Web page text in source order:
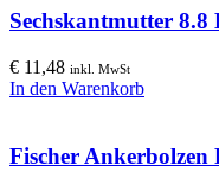
Sechskantmutter
€ 11,48 inkl. MwSt
In den Warenkorb
Fischer